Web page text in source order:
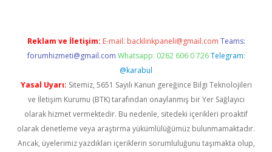
Reklam ve İletişim: E-mail: backlinkpaneli@gmail.com Teams:
forumhizmeti@gmail.com Whatsapp: 0262 606 0 726 Telegram:
@karabul
Yasal Uyarı: Sitemiz, 5651 Sayılı Kanun gereğince Bilgi Teknolojileri
ve İletişim Kurumu (BTK) tarafından onaylanmış bir Yer Sağlayıcı
olarak hizmet vermektedir. Bu nedenle, sitedeki içerikleri proaktif
olarak denetleme veya araştırma yükümlülüğümüz bulunmamaktadır.
Ancak, üyelerimiz yazdıkları içeriklerin sorumluluğunu taşımakta olup,